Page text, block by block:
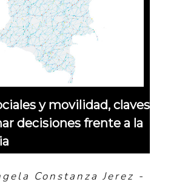
y movilidad, claves
decisiones frente a la
Constanza Jerez -